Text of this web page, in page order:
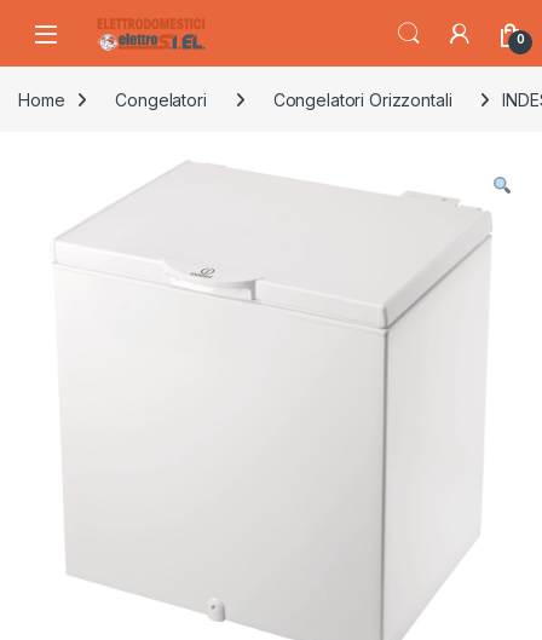
0
Home Congelatori Congelatori Orizzontali